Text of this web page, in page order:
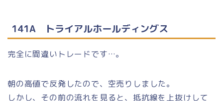
141A トライアルホールディングス
完全に間違いトレードです…。
朝の高値で反発したので、空売りしました。
しかし、その前の流れを見ると、抵抗線を上抜けして